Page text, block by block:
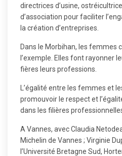
directrices d’usine,
d’association pour faciliter
la création d’entreprises.
Dans le Morbihan, les
l’exemple. Elles font rayonner
fières leurs professions.
L’égalité entre les femmes et
promouvoir le respect et
dans les filières
A Vannes, avec Claudia
Michelin de Vannes ; Virginie
l’Université Bretagne Sud,